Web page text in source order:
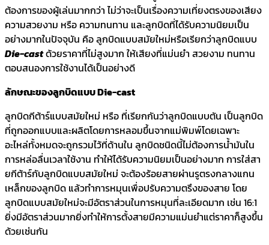
ต้องการของผู้เล่นมากกว่า ไม่ว่าจะเป็นเรื่องความเที่ยงตรงของเสียง
ความสวยงาม หรือ ความทนทาน และลูกบิดที่ได้รับความนิยมเป็น
อย่างมากในปัจจุบัน คือ ลูกบิดแบบสมัยใหม่หรือเรียกว่าลูกบิดแบบ
Die-castด้วยราคาที่ไม่สูงมาก ให้เสียงที่แม่นยำ สวยงาม ทนทาน
ตอบสนองการใช้งานได้เป็นอย่างดี
ลักษณะของลูกบิดแบบ Die-cast
ลูกบิดกีต้าร์แบบสมัยใหม่ หรือ ที่เรียกกันว่าลูกบิดแบบตัน เป็นลูกบิด
ที่ถูกออกแบบและผลิตโดยการหลอมขึ้นจากแม่พิมพ์โดยเฉพาะ
อะไหล่ทั้งหมดจะถูกรวมไว้ที่ด้านใน ลูกบิดชนิดนี้ไม่ต้องการน้ำมันใน
การหล่อลื่นเวลาใช้งาน ทำให้ได้รับความนิยมเป็นอย่างมาก การใส่สา
ยกีต้าร์กับลูกบิดแบบสมัยใหม่ จะต้องร้อยสายผ่านรูตรงกลางแกน
เหล็กของลูกบิด แล้วทำการหมุนเพื่อปรับความตรึงของสาย โดย
ลูกบิดแบบสมัยใหม่จะมีอัตราส่วนในการหมุนที่ละเอียดมาก เช่น 16:1
ยิ่งมีอัตราส่วนมากยิ่งทำให้การตั้งสายมีความแม่นยำแต่ราคาก็สูงขึ้น
ด้วยเช่นกัน